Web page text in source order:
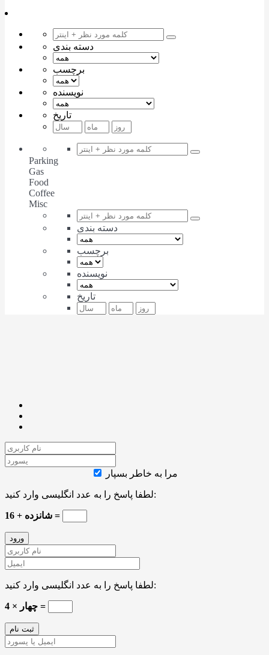
دسته بندی
برچسب
نویسنده
تاریخ
Parking
Gas
Food
Coffee
Misc
دسته بندی
برچسب
نویسنده
تاریخ
مرا به خاطر بسپار
لطفا پاسخ را به عدد انگلیسی وارد کنید:
16 + شانزده =
لطفا پاسخ را به عدد انگلیسی وارد کنید:
چهار × 4 =